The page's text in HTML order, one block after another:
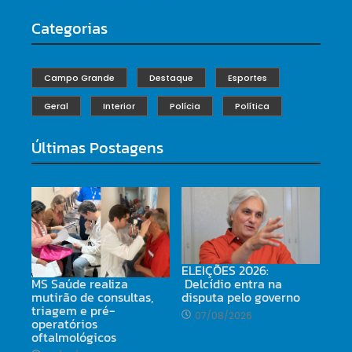
Categorias
Campo Grande Destaque Esportes
Geral Interior Polícia Política
Últimas Postagens
MS Saúde realiza
mutirão de consultas,
triagem e pré-
operatórios
oftalmológicos
ELEIÇÕES 2026:
Delcídio entra na
disputa pelo governo
07/08/2026